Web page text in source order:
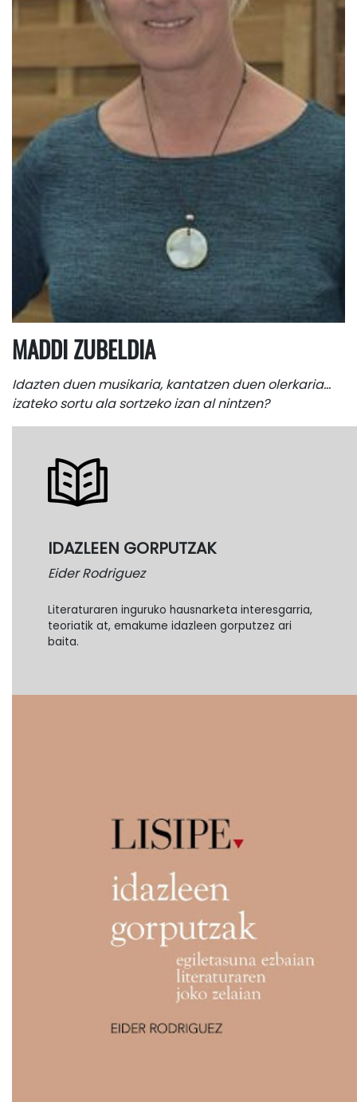
MADDI ZUBELDIA
Idazten duen musikaria, kantatzen duen olerkaria…
izateko sortu ala sortzeko izan al nintzen?
IDAZLEEN GORPUTZAK
Eider Rodriguez
Literaturaren inguruko hausnarketa interesgarria,
teoriatik at, emakume idazleen gorputzez ari
baita.